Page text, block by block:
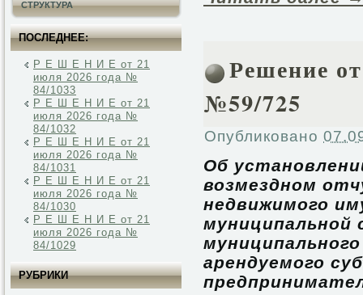
СТРУКТУРА
ПОСЛЕДНЕЕ:
Р Е Ш Е Н И Е от 21
июля 2026 года №
84/1033
Р Е Ш Е Н И Е от 21
июля 2026 года №
84/1032
Р Е Ш Е Н И Е от 21
июля 2026 года №
84/1031
Р Е Ш Е Н И Е от 21
июля 2026 года №
84/1030
Р Е Ш Е Н И Е от 21
июля 2026 года №
84/1029
РУБРИКИ
Решение
№59/725
Опубликовано
Об
возмездном
недвижимого
муниципальной
арендуемого